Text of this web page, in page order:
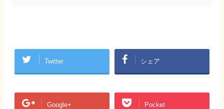
Twitter シェア
Google+ Pocket